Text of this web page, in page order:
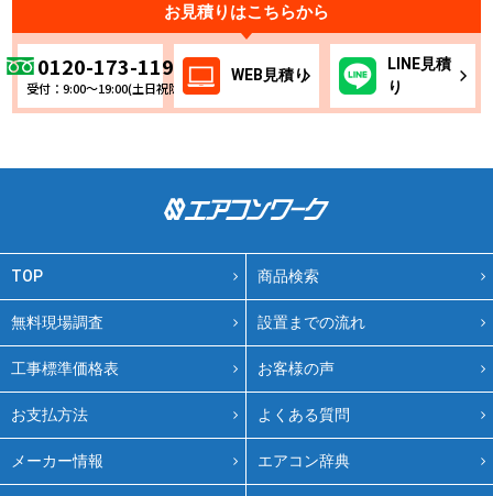
お見積りはこちらから
0120-173-119
受付：9:00～19:00(土日祝除く)
WEB見積り
LINE見積
り
TOP 商品検索
無料現場調査 設置までの流れ
工事標準価格表 お客様の声
お支払方法 よくある質問
メーカー情報 エアコン辞典